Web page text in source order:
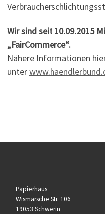
Wir sind seit 10.09.2015
„FairCommerce“.
Nähere Informationen
unter
Papierhaus
Wismarsche Str. 106
19053 Schwerin